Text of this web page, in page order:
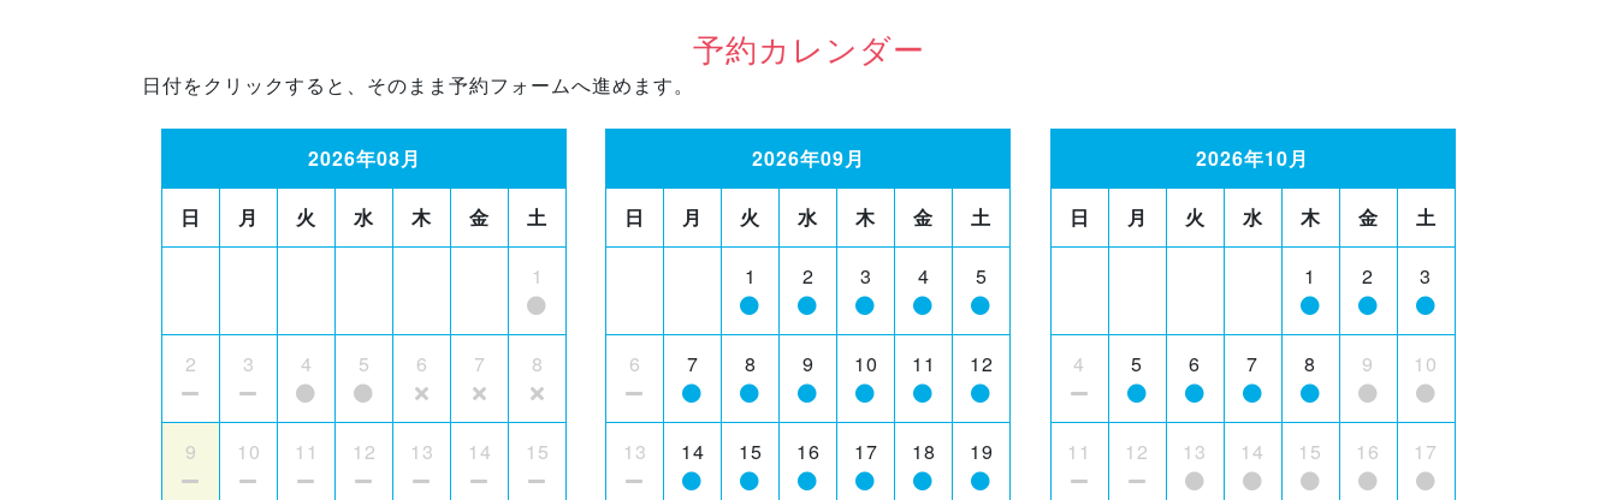
予約カレンダー
日付をクリックすると、そのまま予約フォームへ進めます。
2026年08月
日 月 火 水 木 金 土
1
2 3 4 5 6 7 8
9 10 11 12 13 14 15
2026年09月
日 月 火 水 木 金 土
1 2 3 4 5
6 7 8 9 10 11 12
13 14 15 16 17 18 19
2026年10月
日 月 火 水 木 金 土
1 2 3
4 5 6 7 8 9 10
11 12 13 14 15 16 17